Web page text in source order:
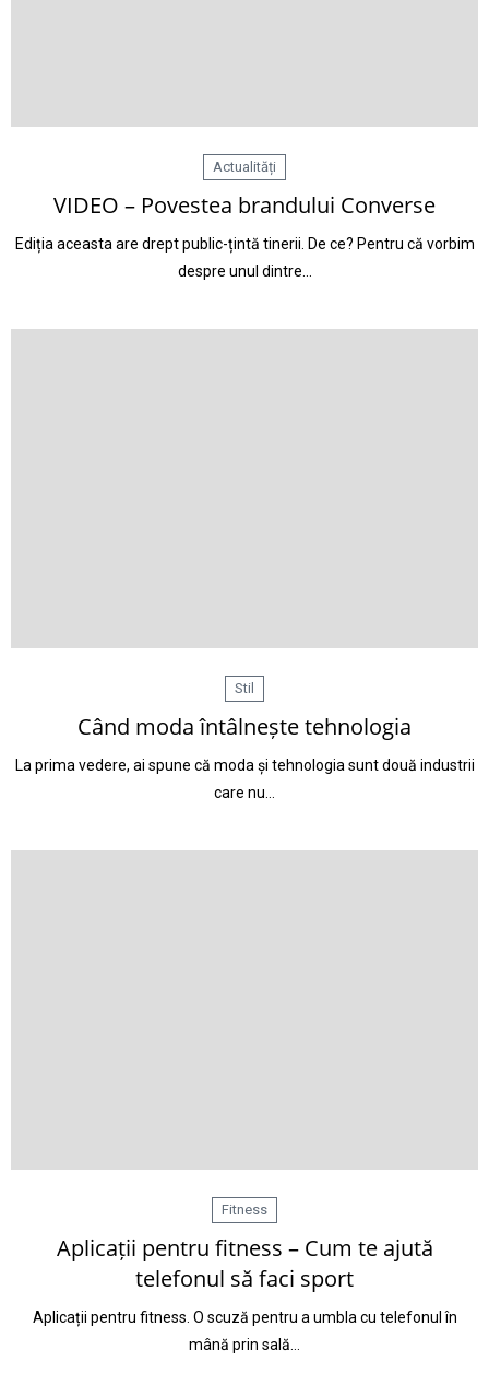
Actualități
VIDEO – Povestea brandului Converse
Ediția aceasta are drept public-țintă tinerii. De ce? Pentru că vorbim
despre unul dintre…
Stil
Când moda întâlnește tehnologia
La prima vedere, ai spune că moda și tehnologia sunt două industrii
care nu…
Fitness
Aplicații pentru fitness – Cum te ajută
telefonul să faci sport
Aplicații pentru fitness. O scuză pentru a umbla cu telefonul în
mână prin sală…